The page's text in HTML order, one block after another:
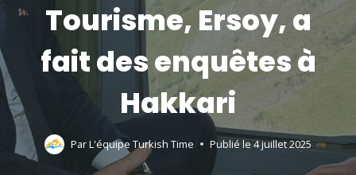
Tourisme, Ersoy, a
fait des enquêtes à
Hakkari
ParL'équipe Turkish Time Publié le 4 juillet 2025